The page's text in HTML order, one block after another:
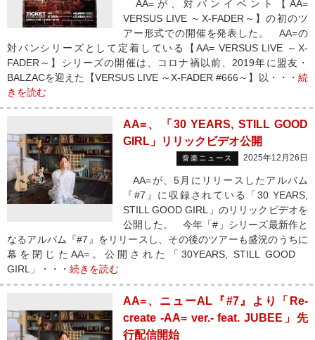
AA=が、対バンイベント【AA=
VERSUS LIVE ～X-FADER～】の初のツ
アー形式での開催を発表した。 AA=の
対バンシリーズとして定着している【AA= VERSUS LIVE ～X-
FADER～】シリーズの開催は、コロナ禍以前、2019年に盟友・
BALZACを迎えた【VERSUS LIVE ～X-FADER #666～】以・・・ 続
きを読む
AA=、「30 YEARS, STILL GOOD
GIRL」リリックビデオ公開
音楽ニュース 2025年12月26日
AA=が、5月にリリースしたアルバム
『#7』に収録されている「30 YEARS,
STILL GOOD GIRL」のリリックビデオを
公開した。 今年「#」シリーズ最新作と
なるアルバム『#7』をリリースし、その後のツアーも盛況のうちに
幕を閉じたAA=。公開された「30YEARS, STILL GOOD
GIRL」・・・ 続きを読む
AA=、ニューAL『#7』より「Re-
create -AA= ver.- feat. JUBEE」先
行配信開始